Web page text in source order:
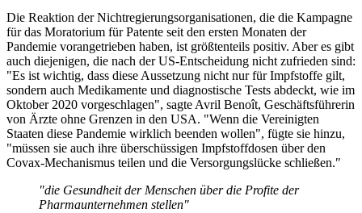
Die Reaktion der Nichtregierungsorganisationen, die die Kampagne
für das Moratorium für Patente seit den ersten Monaten der
Pandemie vorangetrieben haben, ist größtenteils positiv. Aber es gibt
auch diejenigen, die nach der US-Entscheidung nicht zufrieden sind:
"Es ist wichtig, dass diese Aussetzung nicht nur für Impfstoffe gilt,
sondern auch Medikamente und diagnostische Tests abdeckt, wie im
Oktober 2020 vorgeschlagen", sagte Avril Benoît, Geschäftsführerin
von Ärzte ohne Grenzen in den USA. "Wenn die Vereinigten
Staaten diese Pandemie wirklich beenden wollen", fügte sie hinzu,
"müssen sie auch ihre überschüssigen Impfstoffdosen über den
Covax-Mechanismus teilen und die Versorgungslücke schließen.″
″die Gesundheit der Menschen über die Profite der
Pharmaunternehmen stellen″